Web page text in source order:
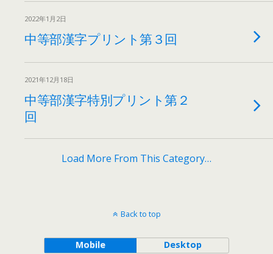
2022年1月2日
中等部漢字プリント第３回
2021年12月18日
中等部漢字特別プリント第２
回
Load More From This Category…
Back to top
Mobile Desktop